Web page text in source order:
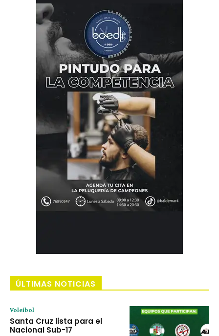
ÚLTIMAS NOTICIAS
Voleibol
Santa Cruz lista para el
Nacional Sub-17